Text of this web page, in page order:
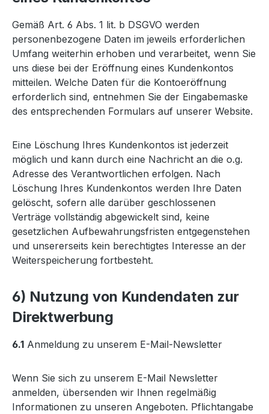
Gemäß Art. 6 Abs. 1 lit. b DSGVO werden
personenbezogene Daten im jeweils erforderlichen
Umfang weiterhin erhoben und verarbeitet, wenn Sie
uns diese bei der Eröffnung eines Kundenkontos
mitteilen. Welche Daten für die Kontoeröffnung
erforderlich sind, entnehmen Sie der Eingabemaske
des entsprechenden Formulars auf unserer Website.
Eine Löschung Ihres Kundenkontos ist jederzeit
möglich und kann durch eine Nachricht an die o.g.
Adresse des Verantwortlichen erfolgen. Nach
Löschung Ihres Kundenkontos werden Ihre Daten
gelöscht, sofern alle darüber geschlossenen
Verträge vollständig abgewickelt sind, keine
gesetzlichen Aufbewahrungsfristen entgegenstehen
und unsererseits kein berechtigtes Interesse an der
Weiterspeicherung fortbesteht.
6) Nutzung von Kundendaten zur
Direktwerbung
6.1 Anmeldung zu unserem E-Mail-Newsletter
Wenn Sie sich zu unserem E-Mail Newsletter
anmelden, übersenden wir Ihnen regelmäßig
Informationen zu unseren Angeboten. Pflichtangabe